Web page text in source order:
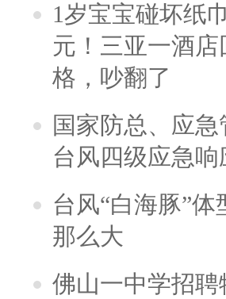
1岁宝宝碰坏纸
元！三亚一酒
格，吵翻了
国家防总、应
台风四级应急响
台风“白海豚”
那么大
佛山一中学招